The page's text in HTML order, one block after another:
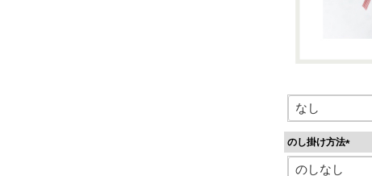
のし掛け方法
(